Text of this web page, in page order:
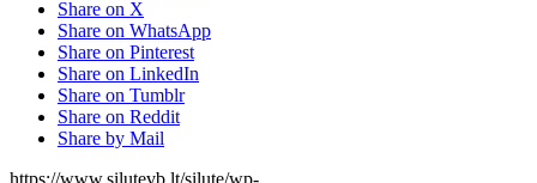
Share on X
Share on WhatsApp
Share on Pinterest
Share on LinkedIn
Share on Tumblr
Share on Reddit
Share by Mail